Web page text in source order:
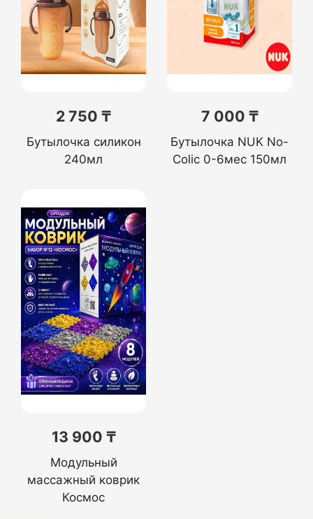
2 750 ₸
Бутылочка силикон
240мл
7 000 ₸
Бутылочка NUK No-
Colic 0-6мес 150мл
13 900 ₸
Модульный
массажный коврик
Космос